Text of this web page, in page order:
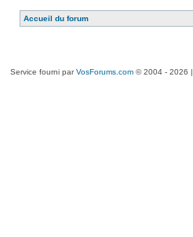
Accueil du forum
Service fourni parVosForums.com© 2004 - 2026 |